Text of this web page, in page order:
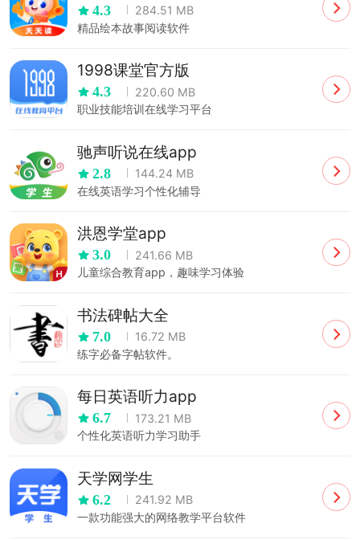
4.3
284.51 MB
精品绘本故事阅读软件
1998课堂官方版
4.3
220.60 MB
职业技能培训在线学习平台
驰声听说在线app
2.8
144.24 MB
在线英语学习个性化辅导
洪恩学堂app
3.0
241.66 MB
儿童综合教育app，趣味学习体验
书法碑帖大全
7.0
16.72 MB
练字必备字帖软件。
每日英语听力app
6.7
173.21 MB
个性化英语听力学习助手
天学网学生
6.2
241.92 MB
一款功能强大的网络教学平台软件